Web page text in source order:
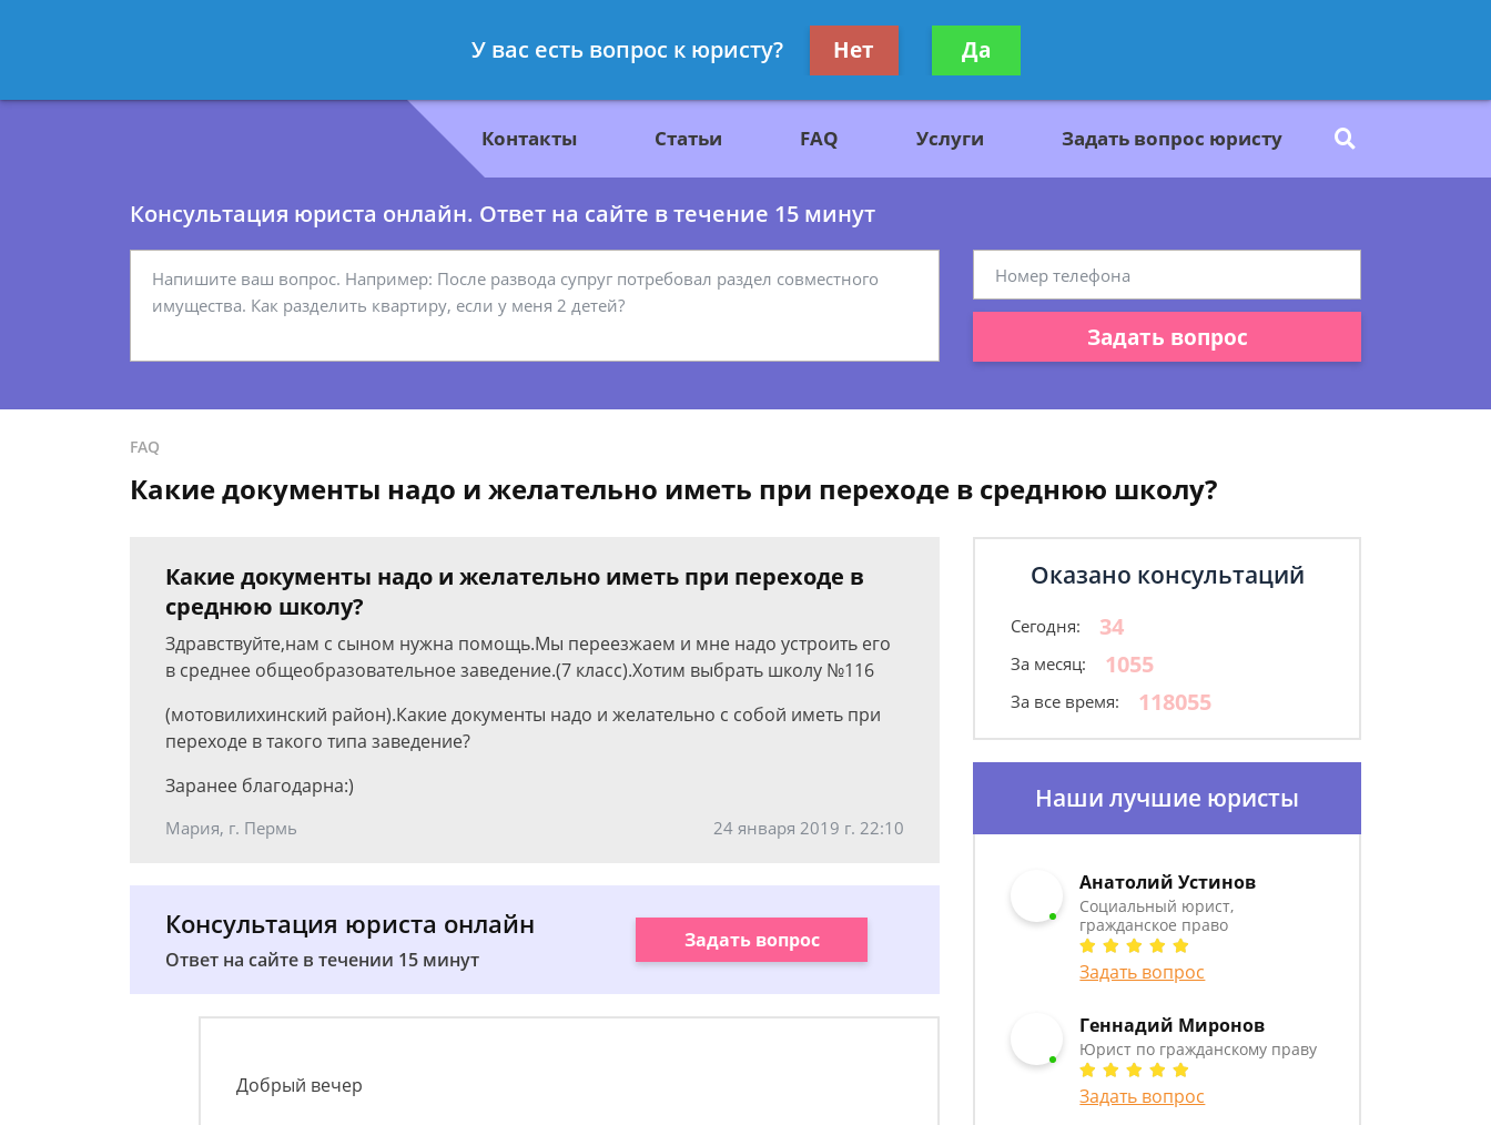
- Юрист по гражданскому праву
Получите консультацию
бесплатно
Контакты Статьи FAQ Услуги Задать вопрос юристу
Консультация юриста онлайн. Ответ на сайте в течение 15 минут
Задать вопрос
FAQ
Какие документы надо и желательно иметь при переходе в среднюю школу?
Какие документы надо и желательно иметь при переходе в
среднюю школу?
Здравствуйте,нам с сыном нужна помощь.Мы переезжаем и мне надо устроить его
в среднее общеобразовательное заведение.(7 класс).Хотим выбрать школу №116
(мотовилихинский район).Какие документы надо и желательно с собой иметь при
переходе в такого типа заведение?
Заранее благодарна:)
Мария, г. Пермь 24 января 2019 г. 22:10
Консультация юриста онлайн
Ответ на сайте в течении 15 минут
Задать вопрос
Добрый вечер
Оказано консультаций
Сегодня: 34
За месяц: 1055
За все время: 118055
Наши лучшие юристы
Анатолий Устинов
Социальный юрист,
гражданское право
Задать вопрос
Геннадий Миронов
Юрист по гражданскому праву
Задать вопрос
У вас есть вопрос к юристу? Нет Да